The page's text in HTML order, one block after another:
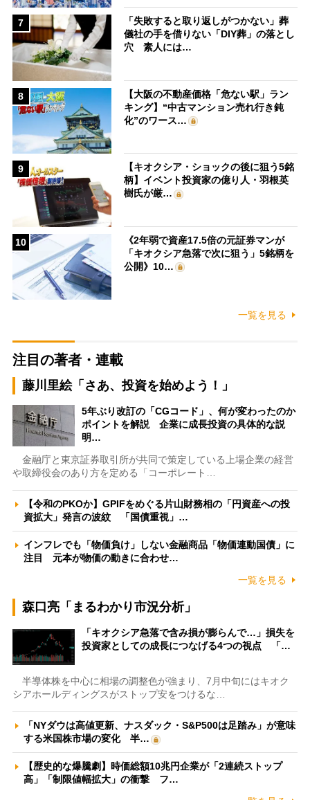
7
「失敗すると取り返しがつかない」葬
儀社の手を借りない「DIY葬」の落とし
穴 素人には…
8
【大阪の不動産価格「危ない駅」ラン
キング】“中古マンション売れ行き鈍
化”のワース…
9
【キオクシア・ショックの後に狙う5銘
柄】イベント投資家の億り人・羽根英
樹氏が厳…
10
《2年弱で資産17.5倍の元証券マンが
「キオクシア急落で次に狙う」5銘柄を
公開》10…
一覧を見る
注目の著者・連載
藤川里絵「さあ、投資を始めよう！」
5年ぶり改訂の「CGコード」、何が変わったのか
ポイントを解説 企業に成長投資の具体的な説
明…
金融庁と東京証券取引所が共同で策定している上場企業の経営
や取締役会のあり方を定める「コーポレート…
【令和のPKOか】GPIFをめぐる片山財務相の「円資産への投
資拡大」発言の波紋 「国債重視」…
インフレでも「物価負け」しない金融商品「物価連動国債」に
注目 元本が物価の動きに合わせ…
一覧を見る
森口亮「まるわかり市況分析」
「キオクシア急落で含み損が膨らんで…」損失を
投資家としての成長につなげる4つの視点 「…
半導体株を中心に相場の調整色が強まり、7月中旬にはキオク
シアホールディングスがストップ安をつけるな…
「NYダウは高値更新、ナスダック・S&P500は足踏み」が意味
する米国株市場の変化 半…
【歴史的な爆騰劇】時価総額10兆円企業が「2連続ストップ
高」「制限値幅拡大」の衝撃 フ…